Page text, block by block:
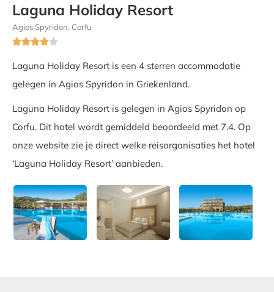
Laguna Holiday Resort
Agios Spyridon, Corfu

Laguna Holiday Resort is een 4 sterren accommodatie
gelegen in Agios Spyridon in Griekenland.
Laguna Holiday Resort is gelegen in Agios Spyridon op
Corfu. Dit hotel wordt gemiddeld beoordeeld met 7.4. Op
onze website zie je direct welke reisorganisaties het hotel
‘Laguna Holiday Resort’ aanbieden.